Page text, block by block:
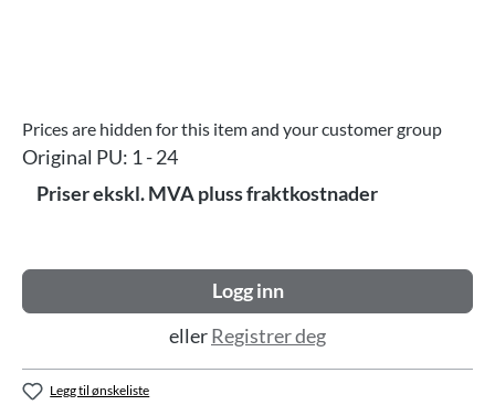
Prices are hidden for this item and your customer group
Original PU: 1 - 24
Priser ekskl. MVA pluss fraktkostnader
Logg inn
ellerRegistrer deg
Legg til ønskeliste